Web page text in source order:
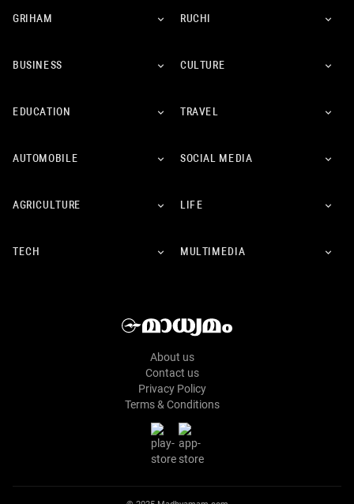
GRIHAM RUCHI
BUSINESS CULTURE
EDUCATION TRAVEL
AUTOMOBILE SOCIAL MEDIA
AGRICULTURE LIFE
TECH MULTIMEDIA
About us
Contact us
Privacy Policy
Terms & Conditions